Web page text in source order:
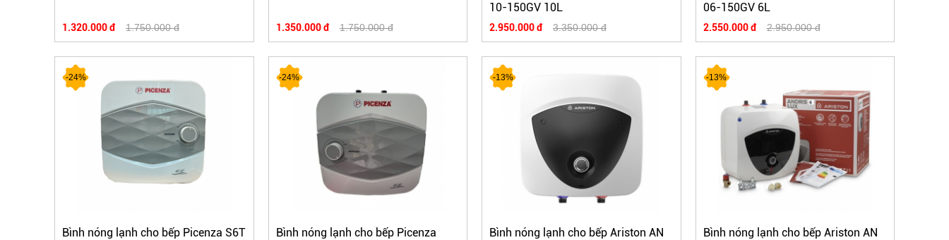
1.320.000 đ 1.750.000 đ 1.350.000 đ 1.750.000 đ
10-150GV 10L
2.950.000 đ 3.350.000 đ
06-150GV 6L
2.550.000 đ 2.950.000 đ
-24%
Bình nóng lạnh cho bếp Picenza S6T
-24%
Bình nóng lạnh cho bếp Picenza
-13%
Bình nóng lạnh cho bếp Ariston AN
-13%
Bình nóng lạnh cho bếp Ariston AN